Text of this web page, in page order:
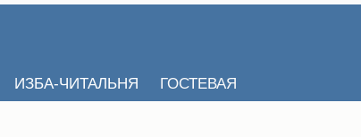
ИЗБА-ЧИТАЛЬНЯ ГОСТЕВАЯ